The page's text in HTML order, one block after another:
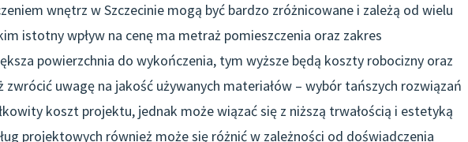
wnętrz w Szczecinie mogą być bardzo zróżnicowane i zależą od wielu
istotny wpływ na cenę ma metraż pomieszczenia oraz zakres
powierzchnia do wykończenia, tym wyższe będą koszty robocizny oraz
zwrócić uwagę na jakość używanych materiałów – wybór tańszych rozwiązań
koszt projektu, jednak może wiązać się z niższą trwałością i estetyką
projektowych również może się różnić w zależności od doświadczenia